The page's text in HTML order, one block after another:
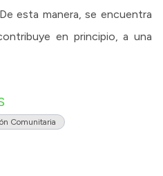
esta manera, se encuentra
en principio, a una
Comunitaria